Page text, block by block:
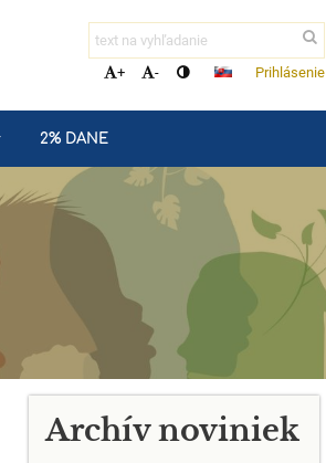
+ - Prihlásenie
2% DANE
Archív noviniek